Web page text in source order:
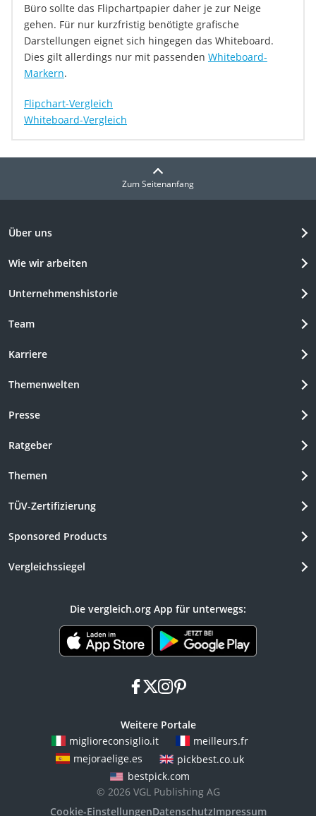
Büro sollte das Flipchartpapier daher je zur Neige
gehen. Für nur kurzfristig benötigte grafische
Darstellungen eignet sich hingegen das Whiteboard.
Dies gilt allerdings nur mit passenden Whiteboard-
Markern.
Flipchart-Vergleich
Whiteboard-Vergleich
Zum Seitenanfang
Über uns
Wie wir arbeiten
Unternehmenshistorie
Team
Karriere
Themenwelten
Presse
Ratgeber
Themen
TÜV-Zertifizierung
Sponsored Products
Vergleichssiegel
Die vergleich.org App für unterwegs:
facebook
x instagram
pinterest
Weitere Portale
miglioreconsiglio.it
meilleurs.fr
mejoraelige.es
pickbest.co.uk
bestpick.com
© 2026 VGL Publishing AG
Cookie-EinstellungenDatenschutzImpressum